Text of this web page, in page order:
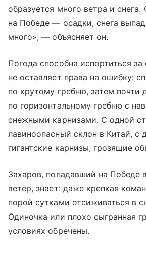
образуется много ветра и
на Победе — осадки, снега
много», — объясняет он.
Погода способна испортиться за
не оставляет права на ошибку:
по крутому гребню, затем почти
по горизонтальному гребню с
снежными карнизами. С одной
лавиноопасный склон в Китай, с
гигантские карнизы, грозящие
Захаров, попадавший на Победе
ветер, знает: даже крепкая
порой сутками отсиживаться в
Одиночка или плохо сыгранная
условиях обречены.